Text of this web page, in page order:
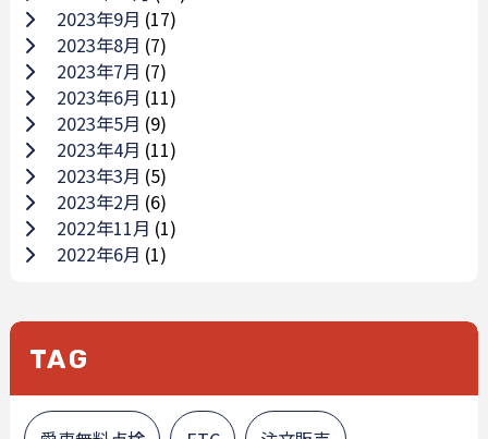
2023年9月 (17)
2023年8月 (7)
2023年7月 (7)
2023年6月 (11)
2023年5月 (9)
2023年4月 (11)
2023年3月 (5)
2023年2月 (6)
2022年11月 (1)
2022年6月 (1)
TAG